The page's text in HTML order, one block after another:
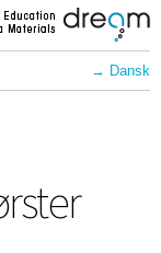
Dansk